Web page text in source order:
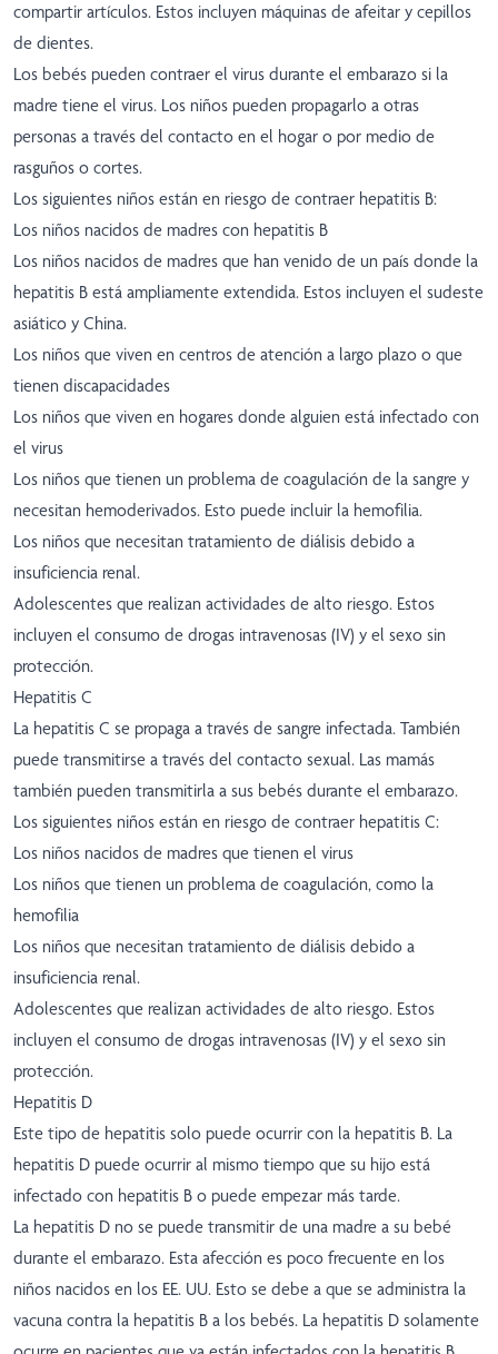
compartir artículos. Estos incluyen máquinas de afeitar y cepillos
de dientes.
Los bebés pueden contraer el virus durante el embarazo si la
madre tiene el virus. Los niños pueden propagarlo a otras
personas a través del contacto en el hogar o por medio de
rasguños o cortes.
Los siguientes niños están en riesgo de contraer hepatitis B:
Los niños nacidos de madres con hepatitis B
Los niños nacidos de madres que han venido de un país donde la
hepatitis B está ampliamente extendida. Estos incluyen el sudeste
asiático y China.
Los niños que viven en centros de atención a largo plazo o que
tienen discapacidades
Los niños que viven en hogares donde alguien está infectado con
el virus
Los niños que tienen un problema de coagulación de la sangre y
necesitan hemoderivados. Esto puede incluir la hemofilia.
Los niños que necesitan tratamiento de diálisis debido a
insuficiencia renal.
Adolescentes que realizan actividades de alto riesgo. Estos
incluyen el consumo de drogas intravenosas (IV) y el sexo sin
protección.
Hepatitis C
La hepatitis C se propaga a través de sangre infectada. También
puede transmitirse a través del contacto sexual. Las mamás
también pueden transmitirla a sus bebés durante el embarazo.
Los siguientes niños están en riesgo de contraer hepatitis C:
Los niños nacidos de madres que tienen el virus
Los niños que tienen un problema de coagulación, como la
hemofilia
Los niños que necesitan tratamiento de diálisis debido a
insuficiencia renal.
Adolescentes que realizan actividades de alto riesgo. Estos
incluyen el consumo de drogas intravenosas (IV) y el sexo sin
protección.
Hepatitis D
Este tipo de hepatitis solo puede ocurrir con la hepatitis B. La
hepatitis D puede ocurrir al mismo tiempo que su hijo está
infectado con hepatitis B o puede empezar más tarde.
La hepatitis D no se puede transmitir de una madre a su bebé
durante el embarazo. Esta afección es poco frecuente en los
niños nacidos en los EE. UU. Esto se debe a que se administra la
vacuna contra la hepatitis B a los bebés. La hepatitis D solamente